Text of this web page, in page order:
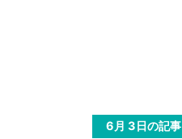
6月 3日の記事